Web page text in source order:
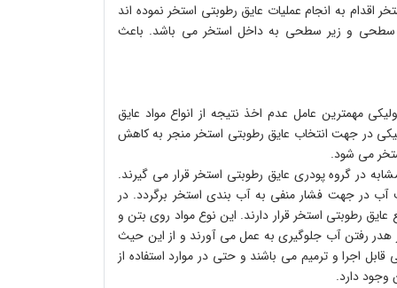
اقدام به انجام عملیات عایق رطوبتی استخر نموده اند
سطحی و زیر سطحی به داخل استخر می باشد. باعث
مهمترین عامل عدم اخذ نتیجه از انواع مواد عایق
در جهت انتخاب عایق رطوبتی استخر منجر به کاهش
می شود.
در گروه پودری عایق رطوبتی استخر قرار می گیرند.
آب در جهت فشار منفی به آب بندی استخر برگردد. در
رطوبتی استخر قرار دارند. این نوع مواد روی بتن و
هدر رفتن آب جلوگیری به عمل می آورند و از این حیث
قابل اجرا و ترمیم می باشند و حتی در موارد استفاده از
وجود دارد.